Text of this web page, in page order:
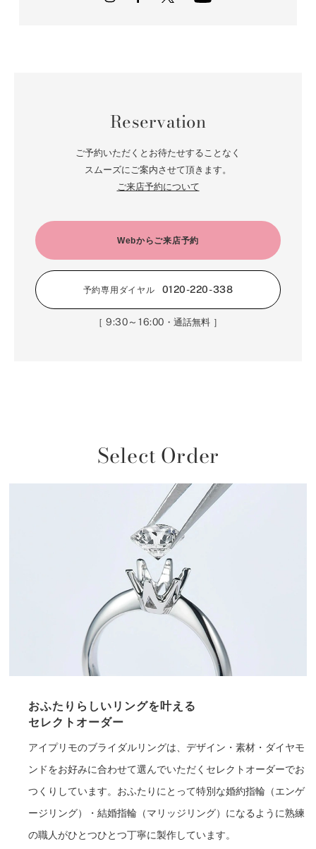
Reservation
ご予約いただくとお待たせすることなく
スムーズにご案内させて頂きます。
ご来店予約について
Webからご来店予約
予約専用ダイヤル 0120-220-338
［9:30～16:00 ・通話無料 ］
Select Order
おふたりらしいリングを叶える
セレクトオーダー
アイプリモのブライダルリングは、デザイン・素材・ダイヤモ
ンドをお好みに合わせて選んでいただくセレクトオーダーでお
つくりしています。おふたりにとって特別な婚約指輪（エンゲ
ージリング）・結婚指輪（マリッジリング）になるように熟練
の職人がひとつひとつ丁寧に製作しています。